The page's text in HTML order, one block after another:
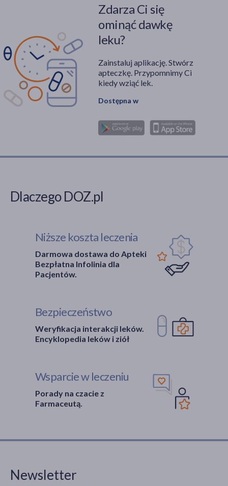
Zdarza Ci się
ominąć dawkę
leku?
Zainstaluj aplikację. Stwórz
apteczkę. Przypomnimy Ci
kiedy wziąć lek.
Dostępna w
Dlaczego DOZ.pl
Niższe koszta leczenia
Darmowa dostawa do Apteki
Bezpłatna Infolinia dla
Pacjentów.
Bezpieczeństwo
Weryfikacja interakcji leków.
Encyklopedia leków i ziół
Wsparcie w leczeniu
Porady na czacie z
Farmaceutą.
Newsletter